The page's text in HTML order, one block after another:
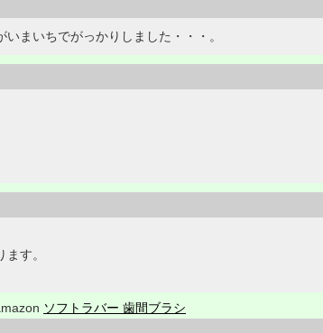
いまいちでがっかりしました・・・。
す。
ソフトラバー 歯間ブラシ